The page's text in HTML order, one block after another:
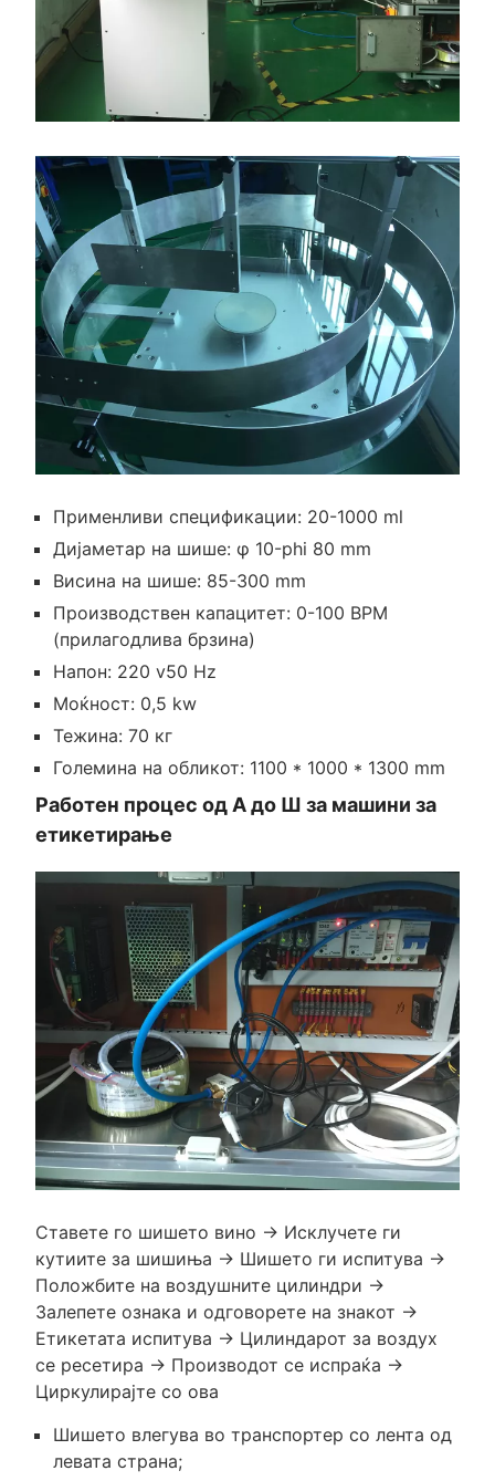
Применливи спецификации: 20-1000 ml
Дијаметар на шише: φ 10-phi 80 mm
Висина на шише: 85-300 mm
Производствен капацитет: 0-100 BPM
(прилагодлива брзина)
Напон: 220 v50 Hz
Моќност: 0,5 kw
Тежина: 70 кг
Големина на обликот: 1100 * 1000 * 1300 mm
Работен процес од А до Ш за машини за
етикетирање
Ставете го шишето вино → Исклучете ги
кутиите за шишиња → Шишето ги испитува →
Положбите на воздушните цилиндри →
Залепете ознака и одговорете на знакот →
Етикетата испитува → Цилиндарот за воздух
се ресетира → Производот се испраќа →
Циркулирајте со ова
Шишето влегува во транспортер со лента од
левата страна;